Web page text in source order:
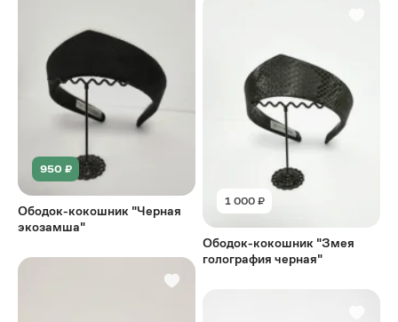
950 ₽
Ободок-кокошник "Черная
экозамша"
1 000 ₽
Ободок-кокошник "Змея
голография черная"